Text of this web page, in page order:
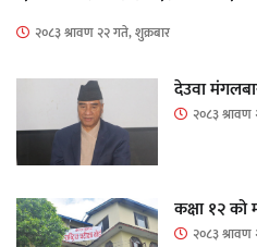
२०८३ श्रावण २२ गते, शुक्रबार
देउवा
२०८३
कक्षा १२ को
२०८३